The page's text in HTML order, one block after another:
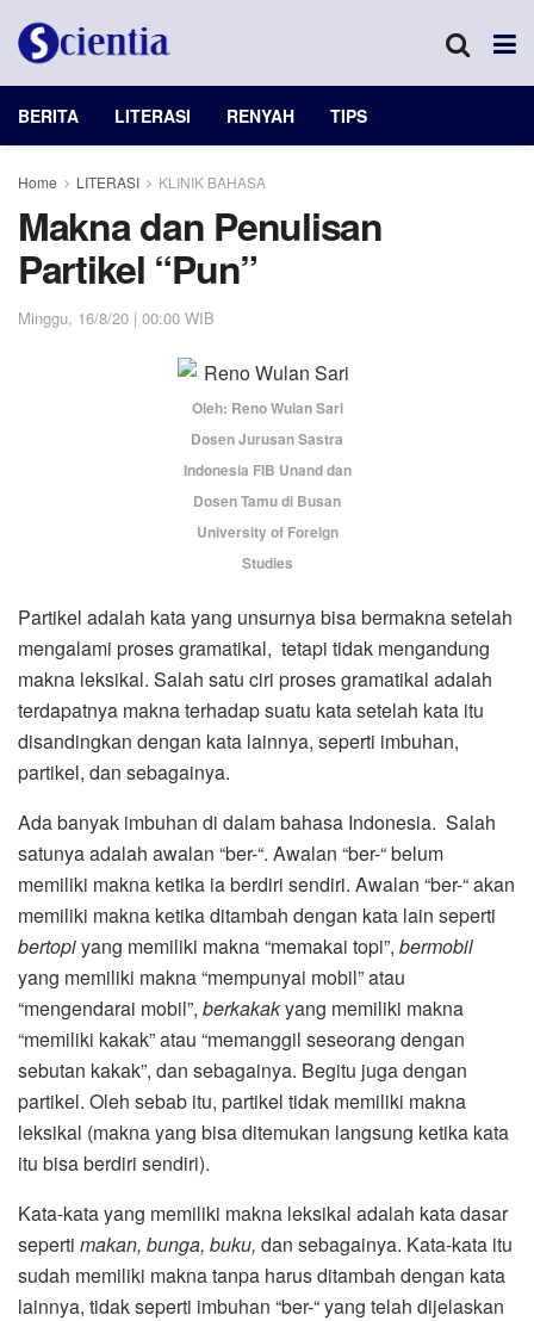
BERITA LITERASI RENYAH TIPS
Home LITERASI KLINIK BAHASA
Makna dan Penulisan
Partikel “Pun”
Minggu, 16/8/20 | 00:00 WIB
Oleh: Reno Wulan Sari
Dosen Jurusan Sastra
Indonesia FIB Unand dan
Dosen Tamu di Busan
University of Foreign
Studies
Partikel adalah kata yang unsurnya bisa bermakna setelah
mengalami proses gramatikal, tetapi tidak mengandung
makna leksikal. Salah satu ciri proses gramatikal adalah
terdapatnya makna terhadap suatu kata setelah kata itu
disandingkan dengan kata lainnya, seperti imbuhan,
partikel, dan sebagainya.
Ada banyak imbuhan di dalam bahasa Indonesia. Salah
satunya adalah awalan “ber-“. Awalan “ber-“ belum
memiliki makna ketika ia berdiri sendiri. Awalan “ber-“ akan
memiliki makna ketika ditambah dengan kata lain seperti
bertopiyang memiliki makna “memakai topi”, bermobil
yang memiliki makna “mempunyai mobil” atau
“mengendarai mobil”, berkakakyang memiliki makna
“memiliki kakak” atau “memanggil seseorang dengan
sebutan kakak”, dan sebagainya. Begitu juga dengan
partikel. Oleh sebab itu, partikel tidak memiliki makna
leksikal (makna yang bisa ditemukan langsung ketika kata
itu bisa berdiri sendiri).
Kata-kata yang memiliki makna leksikal adalah kata dasar
seperti makan, bunga, buku, dan sebagainya. Kata-kata itu
sudah memiliki makna tanpa harus ditambah dengan kata
lainnya, tidak seperti imbuhan “ber-“ yang telah dijelaskan